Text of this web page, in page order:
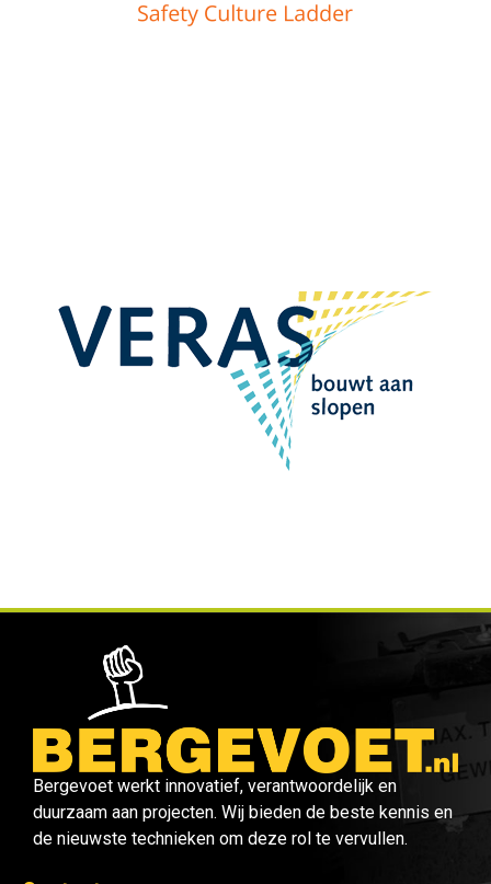
Bergevoet werkt innovatief, verantwoordelijk en
duurzaam aan projecten. Wij bieden de beste kennis en
de nieuwste technieken om deze rol te vervullen.